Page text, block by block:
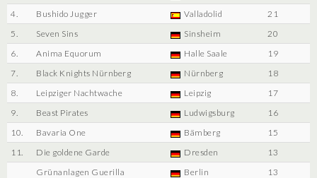
4.
Bushido Jugger Valladolid
21
5.
Seven Sins Sinsheim
20
6.
Anima Equorum Halle Saale
19
7.
Black Knights Nürnberg Nürnberg
18
8.
Leipziger Nachtwache Leipzig
17
9.
Beast Pirates Ludwigsburg
16
10.
Bavaria One Bämberg
15
11.
Die goldene Garde Dresden
13
Grünanlagen Guerilla
Berlin
13